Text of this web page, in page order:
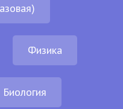
Физика
Биология